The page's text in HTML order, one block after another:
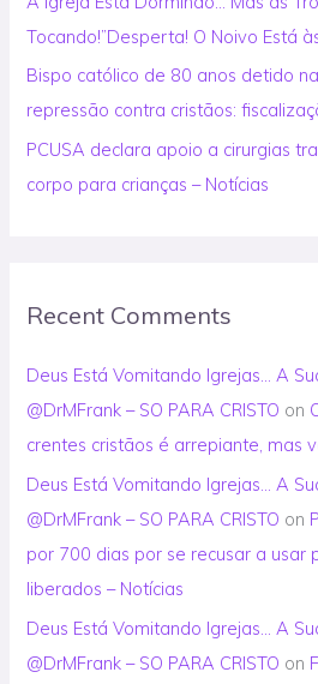
Tocando!”Desperta! O Noivo Está
Bispo católico de 80 anos detido
repressão contra cristãos:
PCUSA declara apoio a cirurgias
corpo para crianças – Notícias
Recent Comments
Deus Está Vomitando Igrejas… A
@DrMFrank – SO PARA CRISTO on
crentes cristãos é arrepiante, mas
Deus Está Vomitando Igrejas… A
@DrMFrank – SO PARA CRISTO on
por 700 dias por se recusar a usar
liberados – Notícias
Deus Está Vomitando Igrejas… A
@DrMFrank – SO PARA CRISTO on